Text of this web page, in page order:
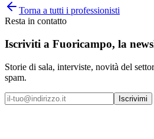
Torna a tutti i professionisti
Resta in contatto
Iscriviti a Fuoricampo, la
Storie di sala, interviste, novità del
spam.
Iscrivimi